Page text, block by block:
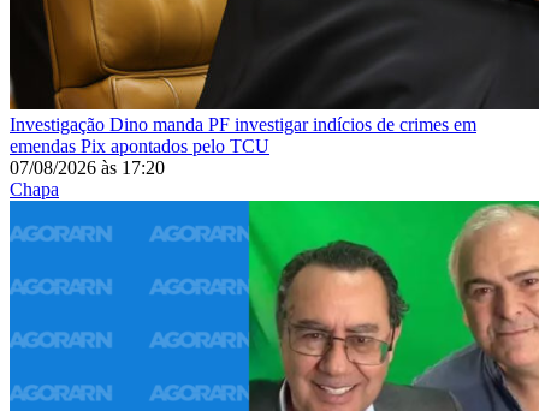
Investigação Dino manda PF investigar indícios de crimes em
emendas Pix apontados pelo TCU
07/08/2026 às 17:20
Chapa